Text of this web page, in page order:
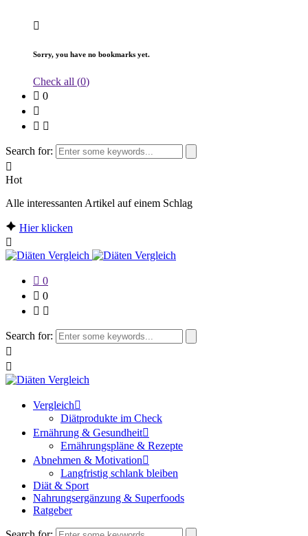
Sorry, you have no bookmarks yet.
Check all (0)
0
Search for:
Hot
Alle interessanten Artikel auf einem Schlag
Hier klicken
0
0
Search for:
Vergleich
Diätprodukte im Check
Ernährung & Gesundheit
Ernährungspläne & Rezepte
Abnehmen & Motivation
Langfristig schlank bleiben
Diät & Sport
Nahrungsergänzung & Superfoods
Ratgeber